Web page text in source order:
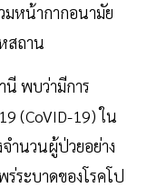
หน้ากากอนามัย
สถาน
นี พบว่ามีการ
(CoVID-19) ใน
านวนผู้ป่วยอย่าง
ระบาดของโรคโป